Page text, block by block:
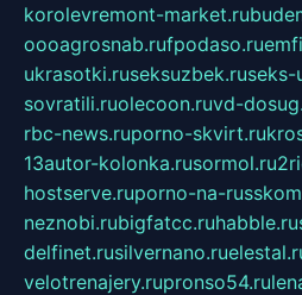
korolevremont-market.ru
oooagrosnab.rufpodaso.ru
ukrasotki.ruseksuzbek.ruseks-
sovratili.ruolecoon.ruvd-
rbc-news.ruporno-skvirt.ru
13autor-kolonka.rusormol.ru
hostserve.ruporno-na-
neznobi.rubigfatcc.ruhabble.ru
delfinet.rusilvernano.ru
velotrenajery.rupronso54.ru